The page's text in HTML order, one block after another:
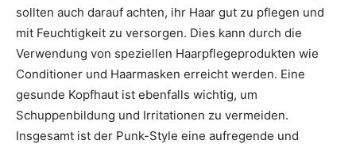
sollten auch darauf achten, ihr Haar gut zu pflegen und
mit Feuchtigkeit zu versorgen. Dies kann durch die
Verwendung von speziellen Haarpflegeprodukten wie
Conditioner und Haarmasken erreicht werden. Eine
gesunde Kopfhaut ist ebenfalls wichtig, um
Schuppenbildung und Irritationen zu vermeiden.
Insgesamt ist der Punk-Style eine aufregende und